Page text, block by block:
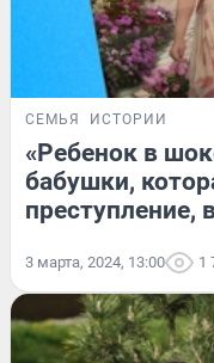
СЕМЬЯ ИСТОРИИ
«Ребенок в
бабушки,
преступление,
3 марта, 2024, 13:00 1